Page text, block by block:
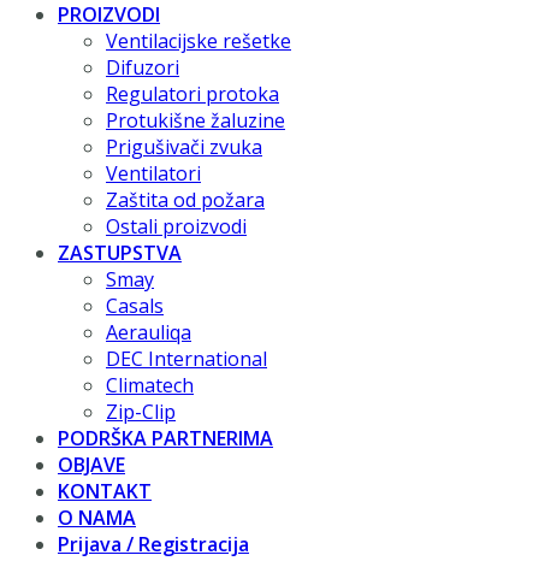
PROIZVODI
Ventilacijske rešetke
Difuzori
Regulatori protoka
Protukišne žaluzine
Prigušivači zvuka
Ventilatori
Zaštita od požara
Ostali proizvodi
ZASTUPSTVA
Smay
Casals
Aerauliqa
DEC International
Climatech
Zip-Clip
PODRŠKA PARTNERIMA
OBJAVE
KONTAKT
O NAMA
Prijava / Registracija